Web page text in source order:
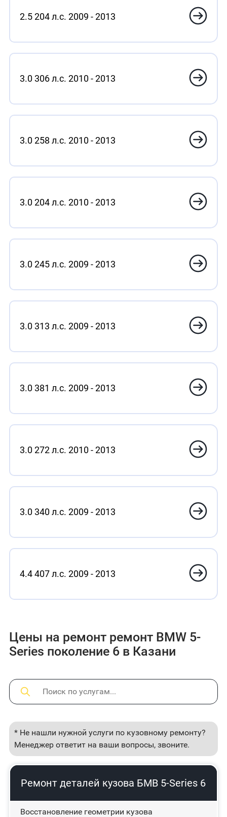
2.5 204 л.с. 2009 - 2013
3.0 306 л.с. 2010 - 2013
3.0 258 л.с. 2010 - 2013
3.0 204 л.с. 2010 - 2013
3.0 245 л.с. 2009 - 2013
3.0 313 л.с. 2009 - 2013
3.0 381 л.с. 2009 - 2013
3.0 272 л.с. 2010 - 2013
3.0 340 л.с. 2009 - 2013
4.4 407 л.с. 2009 - 2013
Цены на ремонт ремонт BMW 5-
Series поколение 6 в Казани
* Не нашли нужной услуги по кузовному ремонту?
Менеджер ответит на ваши вопросы, звоните.
Ремонт деталей кузова БМВ 5-Series 6
Восстановление геометрии кузова